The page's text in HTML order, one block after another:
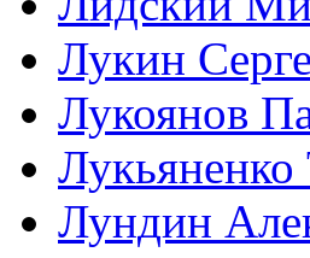
Лукин
Лукоянов
Лундин